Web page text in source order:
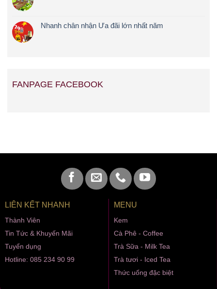
Nhanh chân nhận Ưa đãi lớn nhất năm
FANPAGE FACEBOOK
LIÊN KẾT NHANH
Thành Viên
Tin Tức & Khuyến Mãi
Tuyển dụng
Hotline: 085 234 90 99
MENU
Kem
Cà Phê - Coffee
Trà Sữa - Milk Tea
Trà tươi - Iced Tea
Thức uống đặc biệt